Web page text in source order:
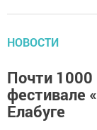
НОВОСТИ
Почти 1000
фестивале
Елабуге